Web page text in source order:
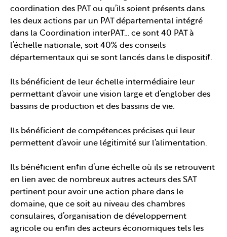
coordination des PAT ou qu’ils soient présents dans
les deux actions par un PAT départemental intégré
dans la Coordination interPAT… ce sont 40 PAT à
l’échelle nationale, soit 40% des conseils
départementaux qui se sont lancés dans le dispositif.
Ils bénéficient de leur échelle intermédiaire leur
permettant d’avoir une vision large et d’englober des
bassins de production et des bassins de vie.
Ils bénéficient de compétences précises qui leur
permettent d’avoir une légitimité sur l’alimentation.
Ils bénéficient enfin d’une échelle où ils se retrouvent
en lien avec de nombreux autres acteurs des SAT
pertinent pour avoir une action phare dans le
domaine, que ce soit au niveau des chambres
consulaires, d’organisation de développement
agricole ou enfin des acteurs économiques tels les